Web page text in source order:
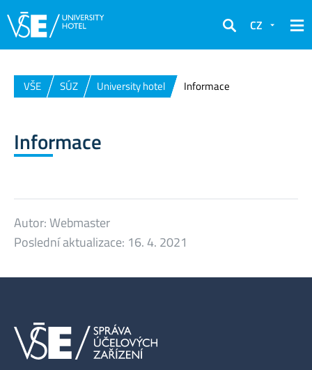
Hledat
CZ
VŠE SÚZ University hotel Informace
Informace
Autor:Webmaster
Poslední aktualizace: 16. 4. 2021